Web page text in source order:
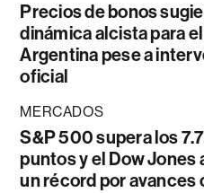
Precios de bonos
dinámica alcista para
Argentina pese a
oficial
MERCADOS
S&P 500 supera los
puntos y el Dow Jones
un récord por avances